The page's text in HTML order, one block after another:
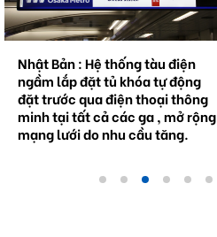
Nhật Bản : Hệ thống tàu điện
ngầm lắp đặt tủ khóa tự động
đặt trước qua điện thoại thông
minh tại tất cả các ga , mở rộng
mạng lưới do nhu cầu tăng.